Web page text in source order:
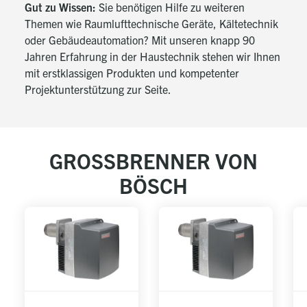
Gut zu Wissen: Sie benötigen Hilfe zu weiteren
Themen wie Raumlufttechnische Geräte, Kältetechnik
oder Gebäudeautomation? Mit unseren knapp 90
Jahren Erfahrung in der Haustechnik stehen wir Ihnen
mit erstklassigen Produkten und kompetenter
Projektunterstützung zur Seite.
GROSSBRENNER VON
BÖSCH